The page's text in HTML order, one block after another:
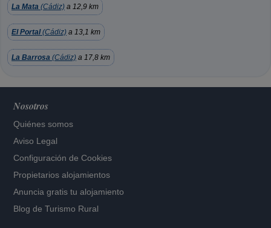
La Mata (Cádiz) a 12,9 km
El Portal(Cádiz) a 13,1 km
La Barrosa (Cádiz) a 17,8 km
Nosotros
Quiénes somos
Aviso Legal
Configuración de Cookies
Propietarios alojamientos
Anuncia gratis tu alojamiento
Blog de Turismo Rural